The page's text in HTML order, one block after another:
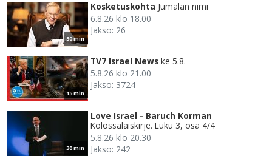
30 min
Kosketuskohta Jumalan nimi
6.8.26 klo 18.00
Jakso: 26
15 min
TV7 Israel News ke 5.8.
5.8.26 klo 21.00
Jakso: 3724
30 min
Love Israel - Baruch Korman
Kolossalaiskirje. Luku 3, osa 4/4
5.8.26 klo 20.30
Jakso: 242